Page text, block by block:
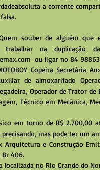
a corrente
souber de alguém que
trabalhar na duplicação
ou ligar no 84
Copeira Secretária
de almoxarifado
Operador de Trator
Técnico em Mecânica,
em torno de R$ 2.700,00
mas pode ter um
Arquitetura e Construção
Br 406.
localizada no Rio Grande do